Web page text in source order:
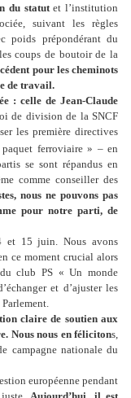
du statutet l’institution
suivant les règles
poids prépondérant du
coups de boutoir de la
pour les cheminots
de travail.
: celle de Jean-Claude
de division de la SNCF
les première directives
ferroviaire » – en
se sont répandus en
comme conseiller des
nous ne pouvons pas
pour notre parti, de
et 15 juin. Nous avons
ce moment crucial alors
club PS « Un monde
et d’ajuster les
claire de soutien aux
Nous nous en félicitons,
campagne nationale du
européenne pendant